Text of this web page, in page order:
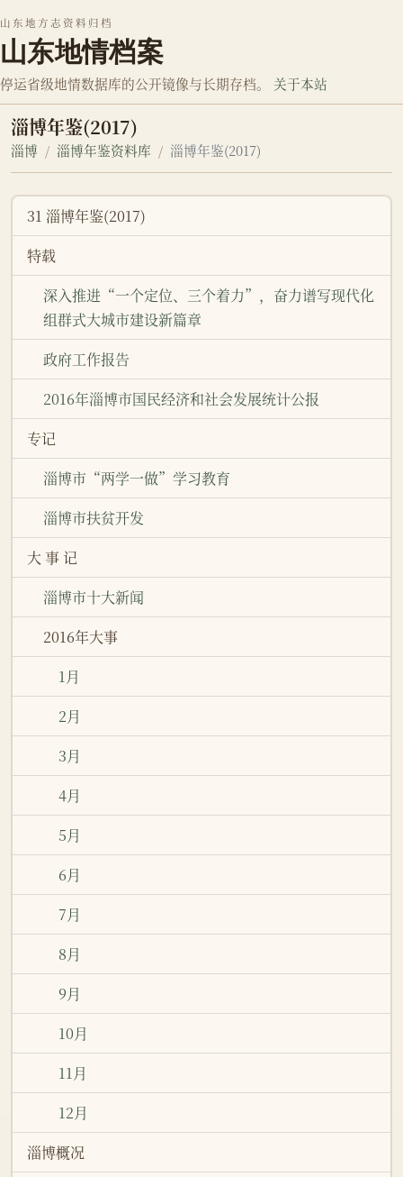
山东地方志资料归档
山东地情档案
停运省级地情数据库的公开镜像与长期存档。 关于本站
淄博年鉴(2017)
淄博 淄博年鉴资料库 淄博年鉴(2017)
31 淄博年鉴(2017)
特载
深入推进“一个定位、三个着力”，奋力谱写现代化
组群式大城市建设新篇章
政府工作报告
2016年淄博市国民经济和社会发展统计公报
专记
淄博市“两学一做”学习教育
淄博市扶贫开发
大 事 记
淄博市十大新闻
2016年大事
1月
2月
3月
4月
5月
6月
7月
8月
9月
10月
11月
12月
淄博概况